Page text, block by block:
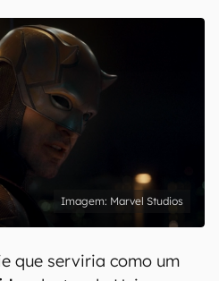
Marvel Studios
que serviria como um